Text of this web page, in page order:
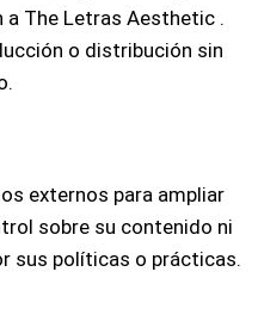
The Letras Aesthetic .
o distribución sin
externos para ampliar
sobre su contenido ni
sus políticas o prácticas.